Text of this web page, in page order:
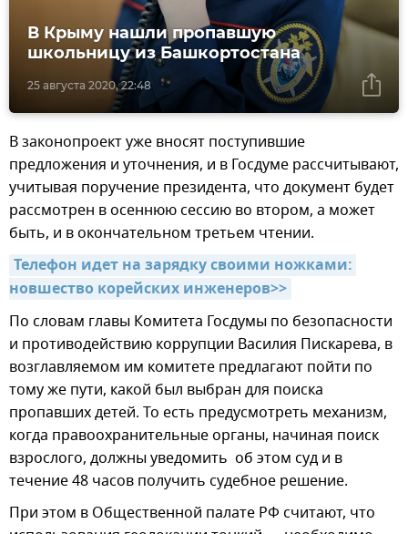
25 августа 2020, 22:48
В Крыму нашли пропавшую
школьницу из Башкортостана
В законопроект уже вносят поступившие
предложения и уточнения, и в Госдуме рассчитывают,
учитывая поручение президента, что документ будет
рассмотрен в осеннюю сессию во втором, а может
быть, и в окончательном третьем чтении.
Телефон идет на зарядку своими ножками:
новшество корейских инженеров>>
По словам главы Комитета Госдумы по безопасности
и противодействию коррупции Василия Пискарева, в
возглавляемом им комитете предлагают пойти по
тому же пути, какой был выбран для поиска
пропавших детей. То есть предусмотреть механизм,
когда правоохранительные органы, начиная поиск
взрослого, должны уведомить об этом суд и в
течение 48 часов получить судебное решение.
При этом в Общественной палате РФ считают, что